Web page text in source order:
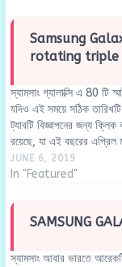
Samsung
rotating triple
স্যামসাং গ্যালাক্সি এ 80 টি
যদিও এই সময়ে সঠিক
ট্যাবটি বিজ্ঞাপনের জন্য
রয়েছে, যা এই বছরের
JUNE 6, 2019
In "Featured"
SAMSUNG
স্যামসাং আবার ভারতে